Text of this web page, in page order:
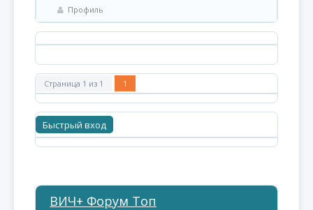
Профиль
Страница 1 из 1 1
ВИЧ+ Форум Топ